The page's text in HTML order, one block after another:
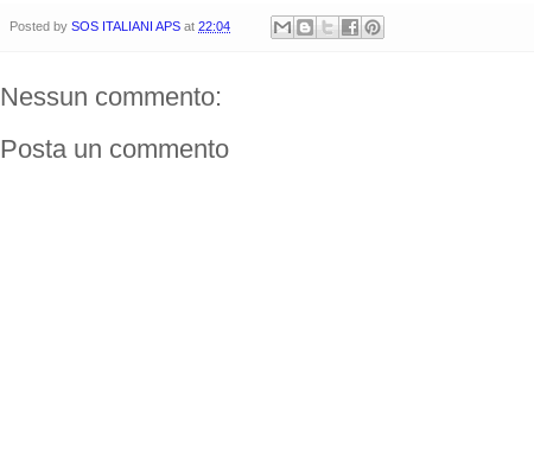
Posted by SOS ITALIANI APS at 22:04
Nessun commento:
Posta un commento